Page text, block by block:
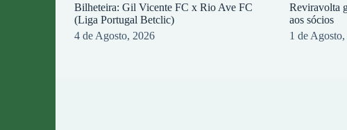
Bilheteira: Gil Vicente FC x Rio Ave FC
(Liga Portugal Betclic)
4 de Agosto, 2026
Reviravolta
aos sócios
1 de